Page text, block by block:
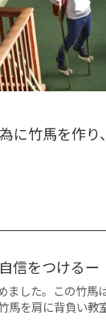
に竹馬を作
信をつけるー
ました。この竹馬
馬を肩に背負い